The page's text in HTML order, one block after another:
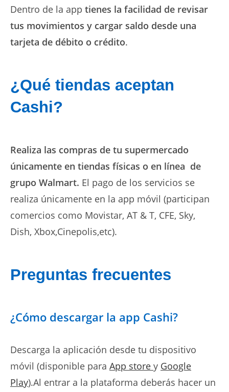
Dentro de la app tienes la facilidad de revisar
tus movimientos y cargar saldo desde una
tarjeta de débito o crédito.
¿Qué tiendas aceptan
Cashi?
Realiza las compras de tu supermercado
únicamente en tiendas físicas o en línea de
grupo Walmart. El pago de los servicios se
realiza únicamente en la app móvil (participan
comercios como Movistar, AT & T, CFE, Sky,
Dish, Xbox,Cinepolis,etc).
Preguntas frecuentes
¿Cómo descargar la app Cashi?
Descarga la aplicación desde tu dispositivo
móvil (disponible para App store y Google
Play).Al entrar a la plataforma deberás hacer un